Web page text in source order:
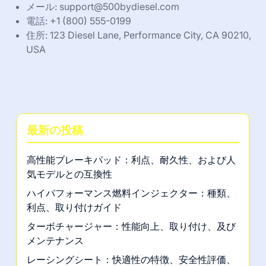
メール: support@500bydiesel.com
電話: +1 (800) 555-0199
住所: 123 Diesel Lane, Performance City, CA 90210,
USA
最新の投稿
高性能ブレーキパッド：利点、耐久性、および人
気モデルとの互換性
ハイパフォーマンス燃料インジェクター：種類、
利点、取り付けガイド
ターボチャージャー：性能向上、取り付け、及び
メンテナンス
レーシングシート：快適性の特徴、安全性評価、